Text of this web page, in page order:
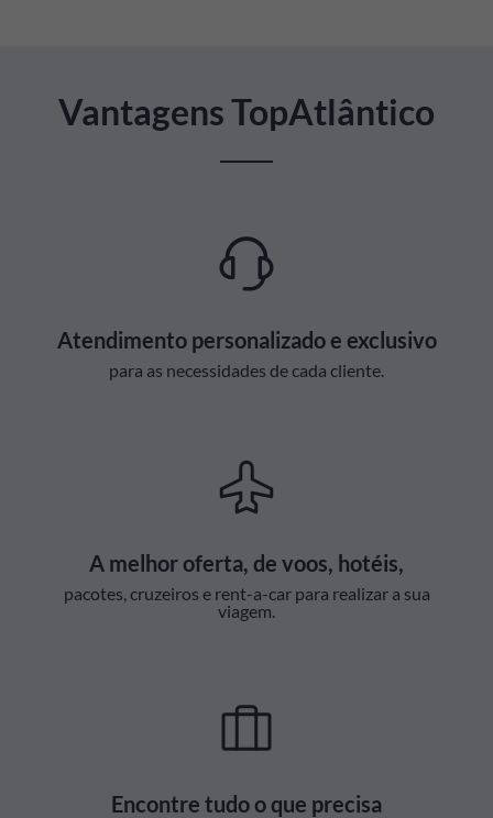
Vantagens TopAtlântico
Atendimento personalizado e exclusivo
para as necessidades de cada cliente.
A melhor oferta, de voos, hotéis,
pacotes, cruzeiros e rent-a-car para realizar a sua
viagem.
Encontre tudo o que precisa